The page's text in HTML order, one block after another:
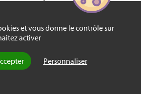
et vous donne le contrôle sur
activer
Personnaliser
Étant donné la
l’espace dans la
d’affectation des
forte sélectivité et
[ 15]. La logique est